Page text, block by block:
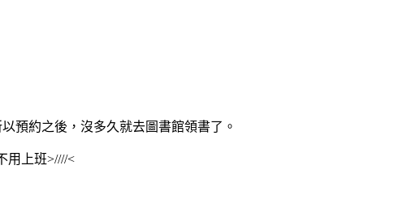
預約之後，沒多久就去圖書館領書了。
用上班>////<